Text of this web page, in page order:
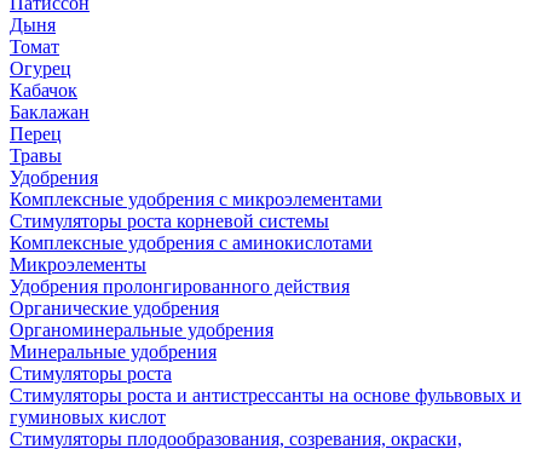
Дыня
Томат
Огурец
Кабачок
Баклажан
Перец
Травы
Удобрения
Комплексные удобрения с микроэлементами
Стимуляторы роста корневой системы
Комплексные удобрения с аминокислотами
Микроэлементы
Удобрения пролонгированного действия
Органические удобрения
Органоминеральные удобрения
Минеральные удобрения
Стимуляторы роста
Стимуляторы роста и антистрессанты на основе фульвовых и
гуминовых кислот
Стимуляторы плодообразования, созревания, окраски,